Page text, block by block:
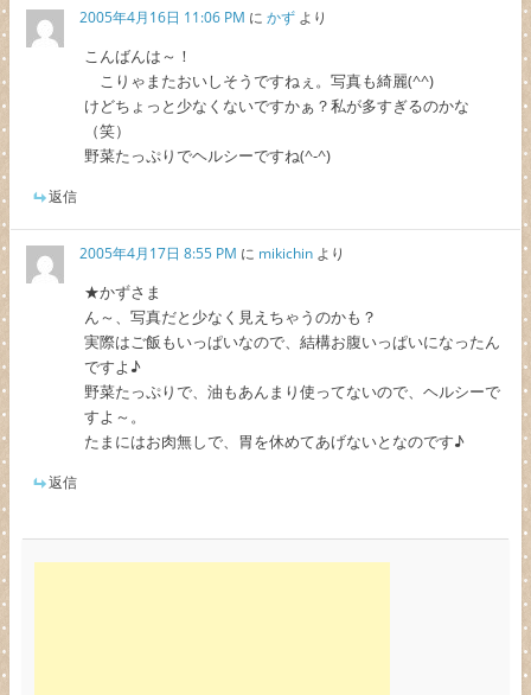
2005年4月16日 11:06 PM にかず より
こんばんは～！
こりゃまたおいしそうですねぇ。写真も綺麗(^^)
けどちょっと少なくないですかぁ？私が多すぎるのかな
（笑）
野菜たっぷりでヘルシーですね(^-^)
返信
2005年4月17日 8:55 PM に mikichin より
★かずさま
ん～、写真だと少なく見えちゃうのかも？
実際はご飯もいっぱいなので、結構お腹いっぱいになったん
ですよ♪
野菜たっぷりで、油もあんまり使ってないので、ヘルシーで
すよ～。
たまにはお肉無しで、胃を休めてあげないとなのです♪
返信